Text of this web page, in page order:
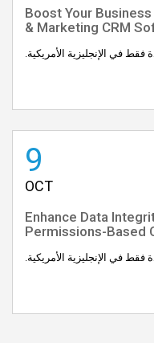
(English) Boost Your
& Marketing CRM
في الإنجليزية الأمريكية.
9
OCT
(English) Enhance Data
Permissions-Based
في الإنجليزية الأمريكية.